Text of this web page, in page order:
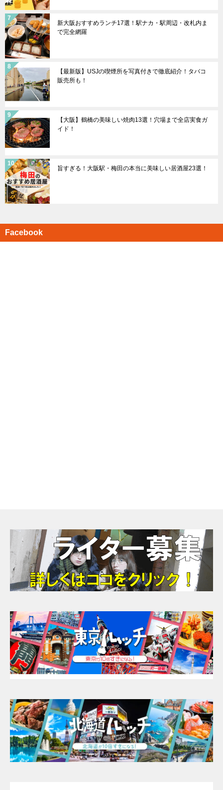
新大阪おすすめランチ17選！駅ナカ・駅周辺・改札内ま
で完全網羅
【最新版】USJの喫煙所を写真付きで徹底紹介！タバコ
販売所も！
【大阪】鶴橋の美味しい焼肉13選！穴場まで全店実食ガ
イド！
旨すぎる！大阪駅・梅田の本当に美味しい居酒屋23選！
Facebook